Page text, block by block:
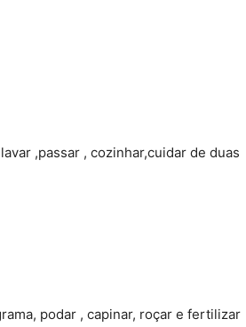
,passar , cozinhar,cuidar de duas
podar , capinar, roçar e fertilizar